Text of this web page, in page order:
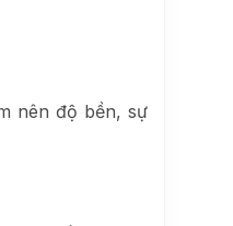
nên độ bền, sự